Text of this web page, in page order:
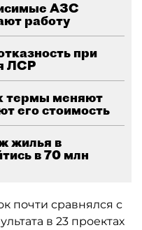
АЗС
работу
при
ЛСР
термы меняют
его стоимость
жилья в
в 70 млн
почти сравнялся с
в 23 проектах